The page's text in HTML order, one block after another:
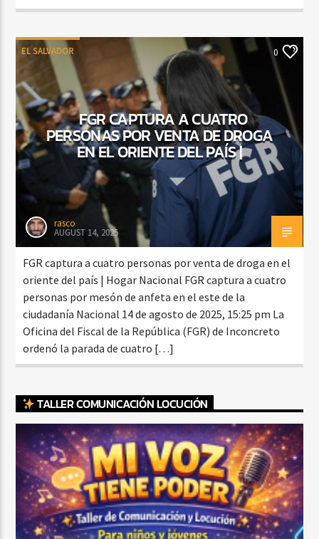
EL SALVADOR 0
FGR CAPTURA A CUATRO
PERSONAS POR VENTA DE DROGA
EN EL ORIENTE DEL PAÍS |
rasco
AUGUST 14, 2025
FGR captura a cuatro personas por venta de droga en el
oriente del país | Hogar Nacional FGR captura a cuatro
personas por mesón de anfeta en el este de la
ciudadanía Nacional 14 de agosto de 2025, 15:25 pm La
Oficina del Fiscal de la República (FGR) de Inconcreto
ordenó la parada de cuatro […]
TALLER COMUNICACIÓN LOCUCIÓN